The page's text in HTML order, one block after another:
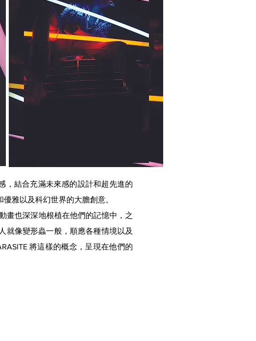
，結合充滿未來感的設計和超先進的
雅以及科幻世界的大膽創意。
畫也深深地根植在他們的記憶中，之
就像變形蟲一般，順應各種情境以及
將這樣的概念，呈現在他們的